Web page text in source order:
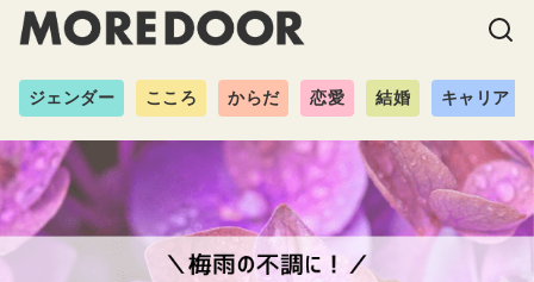
ジェンダー こころ からだ 恋愛 結婚 キャリア